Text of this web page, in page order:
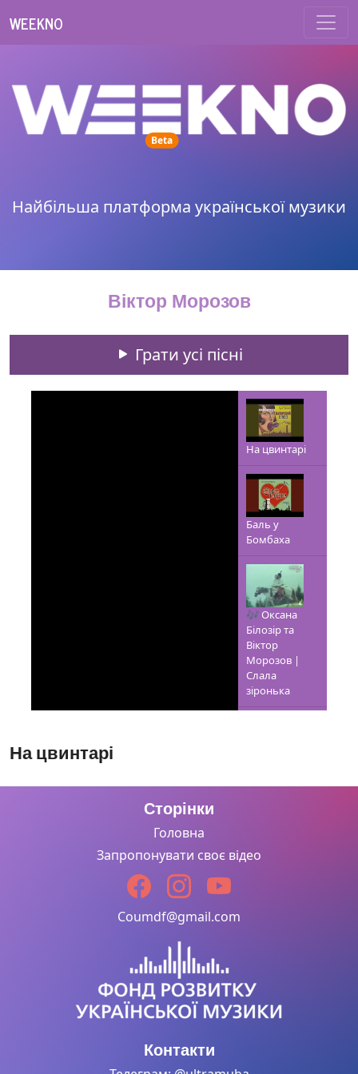
WEEKNO
Betaunread messages
Найбільша платформа української музики
Віктор Морозов
Грати усі пісні
На цвинтарі
Баль у
Бомбаха
🎶 Оксана
Білозір та
Віктор
Морозов |
Слала
зіронька
Пригода
Чи справді?
На цвинтарі
Сторінки
Головна
Запропонувати своє відео
Coumdf@gmail.com
Контакти